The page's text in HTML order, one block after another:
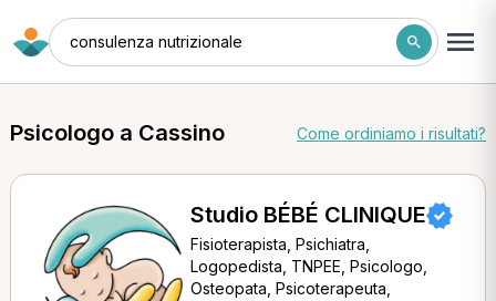
consulenza nutrizionale
Psicologo a Cassino Come ordiniamo i risultati?
Studio BÉBÉ CLINIQUE
Fisioterapista, Psichiatra,
Logopedista, TNPEE, Psicologo,
Osteopata, Psicoterapeuta,